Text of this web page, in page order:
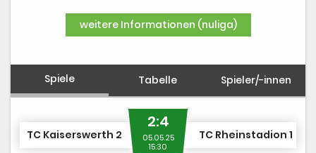
weitere Informationen (nuliga)
Spiele Tabelle Spieler/-innen
TC Kaiserswerth 2
2:4
05.05.25
15:30
TC Rheinstadion 1